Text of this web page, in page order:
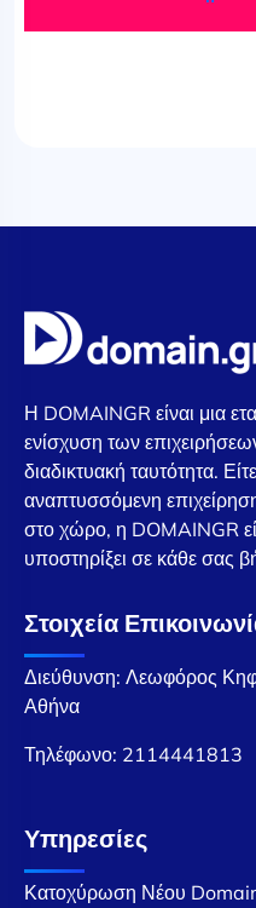
Η DOMAINGR είναι μια
ενίσχυση των
διαδικτυακή ταυτότητα.
αναπτυσσόμενη
στο χώρο, η DOMAINGR
υποστηρίξει σε κάθε σας
Στοιχεία
Διεύθυνση: Λεωφόρος
Αθήνα
Τηλέφωνο: 2114441813
Υπηρεσίες
Κατοχύρωση Νέου